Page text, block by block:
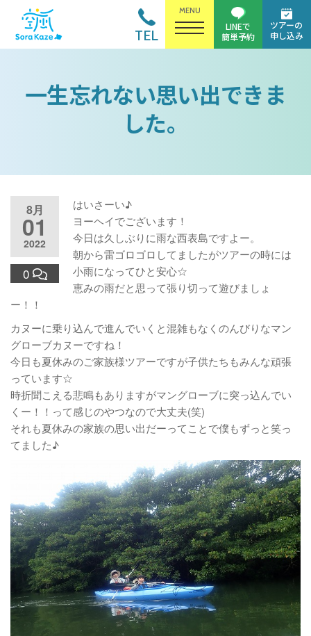
MENU
TEL
ツアーの
申し込み
LINEで
簡単予約
一生忘れない思い出できま
した。
8月
01
2022
0
はいさーい♪
ヨーヘイでございます！
今日は久しぶりに雨な西表島ですよー。
朝から雷ゴロゴロしてましたがツアーの時には
小雨になってひと安心☆
恵みの雨だと思って張り切って遊びましょ
ー！！
カヌーに乗り込んで進んでいくと混雑もなくのんびりなマン
グローブカヌーですね！
今日も夏休みのご家族様ツアーですが子供たちもみんな頑張
っています☆
時折聞こえる悲鳴もありますがマングローブに突っ込んでい
くー！！って感じのやつなので大丈夫(笑)
それも夏休みの家族の思い出だーってことで僕もずっと笑っ
てました♪